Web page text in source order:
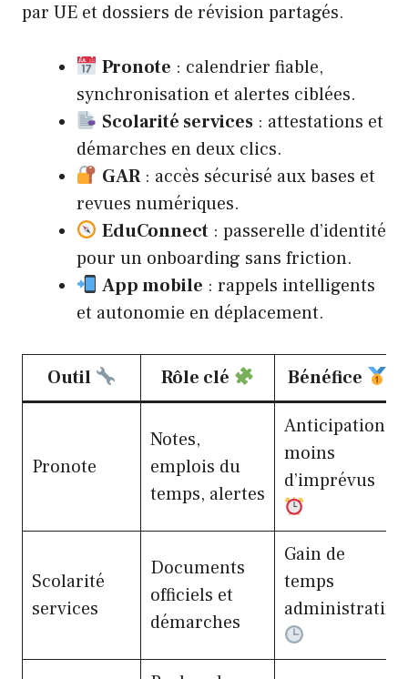
par UE et dossiers de révision partagés.
Pronote : calendrier fiable,
synchronisation et alertes ciblées.
Scolarité services: attestations et
démarches en deux clics.
GAR: accès sécurisé aux bases et
revues numériques.
EduConnect: passerelle d’identité
pour un onboarding sans friction.
App mobile : rappels intelligents
et autonomie en déplacement.
Outil Rôle clé Bénéfice
Pronote
Notes,
emplois du
temps, alertes
Anticipation,
moins
d’imprévus
Scolarité
services
Documents
officiels et
démarches
Gain de
temps
administratif